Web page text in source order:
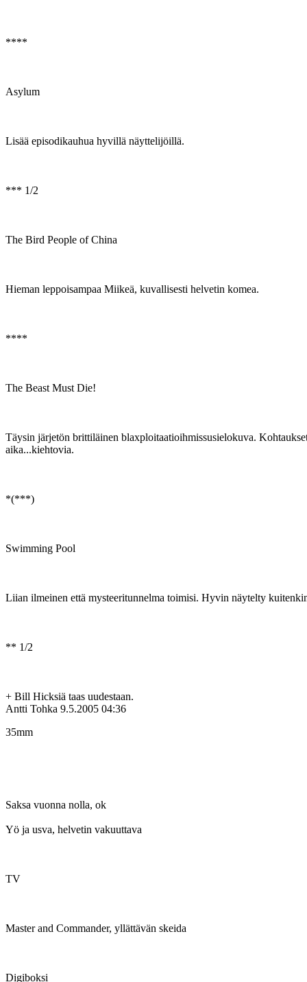
****
Asylum
Lisää episodikauhua hyvillä näyttelijöillä.
*** 1/2
The Bird People of China
Hieman leppoisampaa Miikeä, kuvallisesti helvetin komea.
****
The Beast Must Die!
Täysin järjetön brittiläinen blaxploitaatioihmissusielokuva.
aika...kiehtovia.
*(***)
Swimming Pool
Liian ilmeinen että mysteeritunnelma toimisi. Hyvin näytelty
** 1/2
+ Bill Hicksiä taas uudestaan.
Antti Tohka 9.5.2005 04:36
35mm
Saksa vuonna nolla, ok
Yö ja usva, helvetin vakuuttava
TV
Master and Commander, yllättävän skeida
Digiboksi